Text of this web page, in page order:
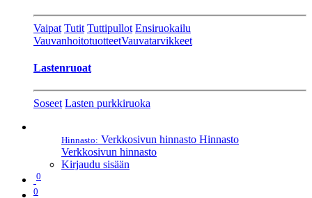
Vaipat Tutit Tuttipullot Ensiruokailu
VauvanhoitotuotteetVauvatarvikkeet
Lastenruoat
Soseet Lasten purkkiruoka
Hinnasto: Verkkosivun hinnasto Hinnasto
Verkkosivun hinnasto
Kirjaudu sisään
0
0